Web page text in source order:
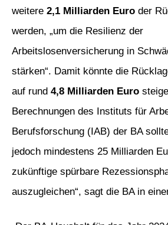
weitere 2,1 Milliarden Euro der
werden, „um die Resilienz der
Arbeitslosenversicherung in
stärken“. Damit könnte die
auf rund 4,8 Milliarden Euro
Berechnungen des Instituts für
Berufsforschung (IAB) der BA
jedoch mindestens 25 Milliarden
zukünftige spürbare
auszugleichen“, sagt die BA in